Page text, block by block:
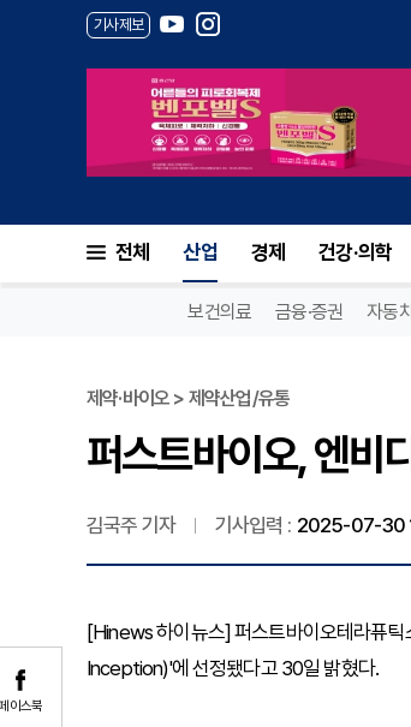
기사제보
전체 산업 경제 건강·의학
보건의료 금융·증권 자동
이스북
제약·바이오 > 제약산업/유통
퍼스트바이오, 엔비
김국주 기자 기사입력 : 2025-07-30
[Hinews 하이뉴스] 퍼스트바이오테라퓨
Inception)'에 선정됐다고 30일 밝혔다.